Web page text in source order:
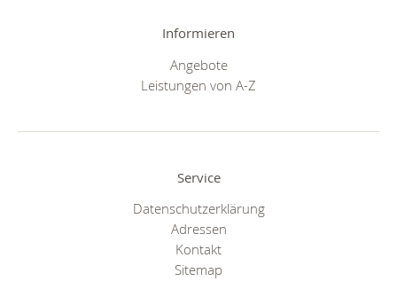
Informieren
Angebote
Leistungen von A-Z
Service
Datenschutzerklärung
Adressen
Kontakt
Sitemap